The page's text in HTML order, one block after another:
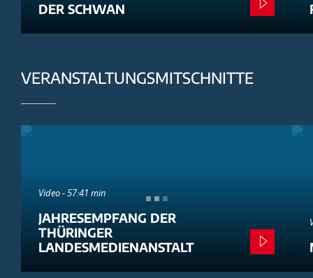
DER SCHWAN
VERANSTALTUNGSMITSCHNITTE
Video - 57:41 min
JAHRESEMPFANG DER
THÜRINGER
LANDESMEDIENANSTALT